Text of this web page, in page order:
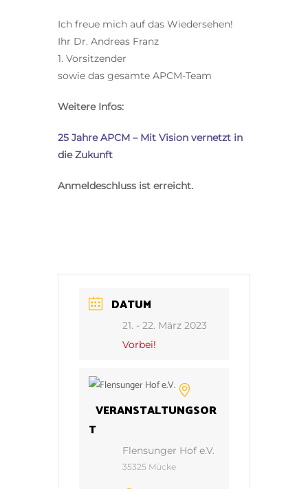
Ich freue mich auf das Wiedersehen!
Ihr Dr. Andreas Franz
1. Vorsitzender
sowie das gesamte APCM-Team
Weitere Infos:
25 Jahre APCM – Mit Vision vernetzt in
die Zukunft
Anmeldeschluss ist erreicht.
DATUM
21. - 22. März 2023
Vorbei!
VERANSTALTUNGSOR
T
Flensunger Hof e.V.
35325 Mücke